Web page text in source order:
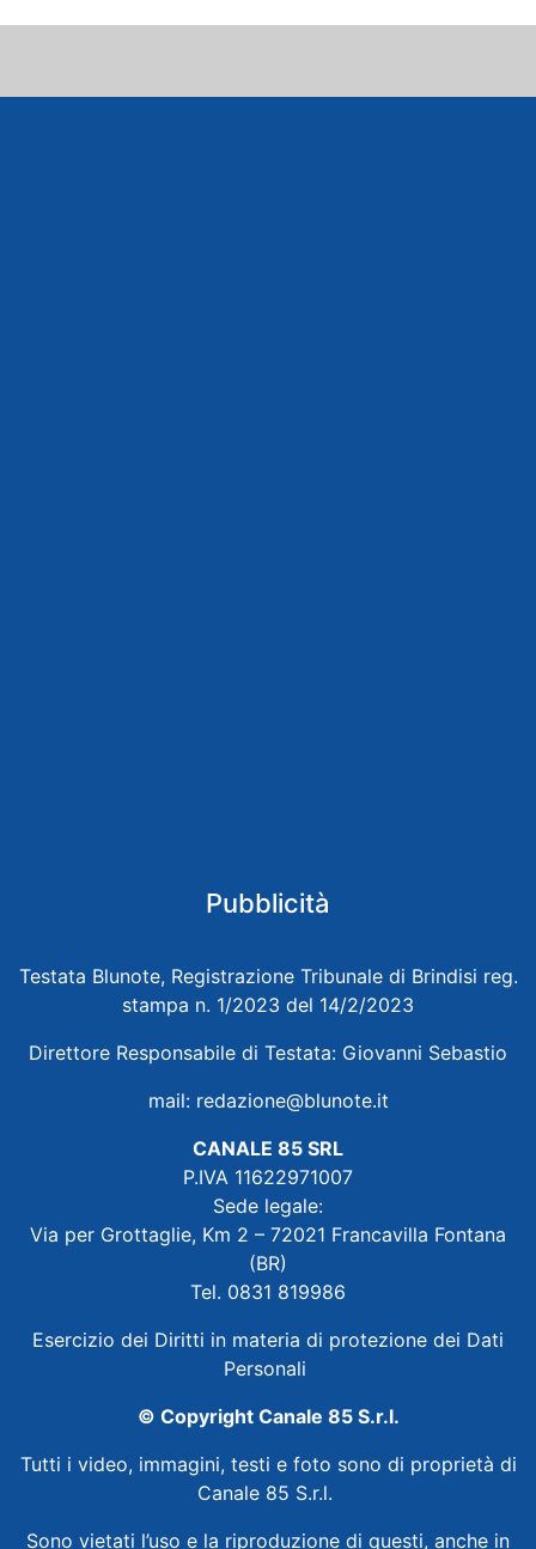
Pubblicità
Testata Blunote, Registrazione Tribunale di Brindisi reg.
stampa n. 1/2023 del 14/2/2023
Direttore Responsabile di Testata: Giovanni Sebastio
mail: redazione@blunote.it
CANALE 85 SRL
P.IVA 11622971007
Sede legale:
Via per Grottaglie, Km 2 – 72021 Francavilla Fontana
(BR)
Tel. 0831 819986
Esercizio dei Diritti in materia di protezione dei Dati
Personali
© Copyright Canale 85 S.r.l.
Tutti i video, immagini, testi e foto sono di proprietà di
Canale 85 S.r.l.
Sono vietati l’uso e la riproduzione di questi, anche in